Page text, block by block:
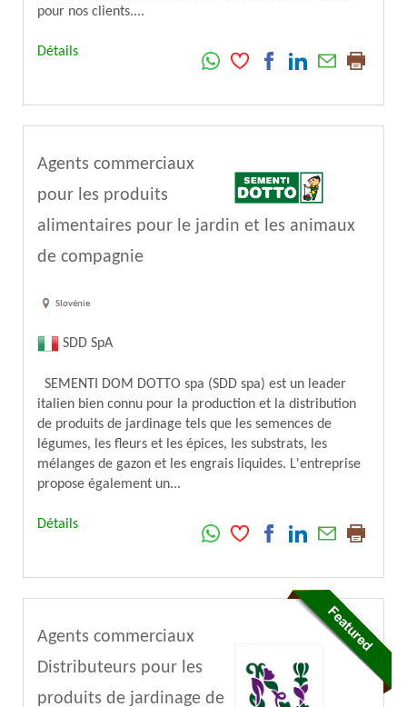
pour nos clients....
Détails
Agents commerciaux
pour les produits
alimentaires pour le jardin et les animaux
de compagnie
Slovénie
SDD SpA
SEMENTI DOM DOTTO spa (SDD spa) est un leader
italien bien connu pour la production et la distribution
de produits de jardinage tels que les semences de
légumes, les fleurs et les épices, les substrats, les
mélanges de gazon et les engrais liquides. L'entreprise
propose également un...
Détails
Agents commerciaux
Distributeurs pour les
produits de jardinage de